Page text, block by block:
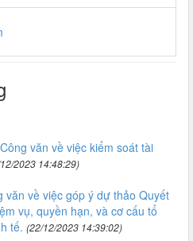
văn về việc kiểm soát tài
2023 14:48:29)
văn về việc góp ý dự thảo Quyết
vụ, quyền hạn, và cơ cấu tổ
tế. (22/12/2023 14:39:02)